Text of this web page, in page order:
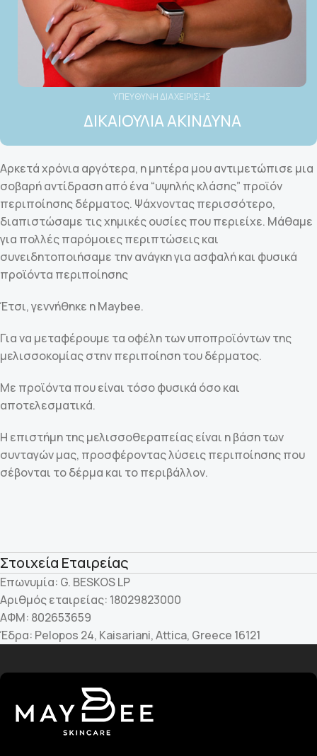
ΥΠΕΥΘΥΝΗ ΔΙΑΧΕΙΡΙΣΗΣ
ΔΙΚΑΙΟΥΛΙΑ ΑΚΙΝΔΥΝΑ
Αρκετά χρόνια αργότερα, η μητέρα μου αντιμετώπισε μια
σοβαρή αντίδραση από ένα “υψηλής κλάσης” προϊόν
περιποίησης δέρματος. Ψάχνοντας περισσότερο,
διαπιστώσαμε τις χημικές ουσίες που περιείχε. Μάθαμε
για πολλές παρόμοιες περιπτώσεις και
συνειδητοποιήσαμε την ανάγκη για ασφαλή και φυσικά
προϊόντα περιποίησης
Έτσι, γεννήθηκε η Maybee.
Για να μεταφέρουμε τα οφέλη των υποπροϊόντων της
μελισσοκομίας στην περιποίηση του δέρματος.
Με προϊόντα που είναι τόσο φυσικά όσο και
αποτελεσματικά.
Η επιστήμη της μελισσοθεραπείας είναι η βάση των
συνταγών μας, προσφέροντας λύσεις περιποίησης που
σέβονται το δέρμα και το περιβάλλον.
Στοιχεία Εταιρείας
Επωνυμία: G. BESKOS LP
Αριθμός εταιρείας: 18029823000
ΑΦΜ: 802653659
Έδρα: Pelopos 24, Kaisariani, Attica, Greece 16121